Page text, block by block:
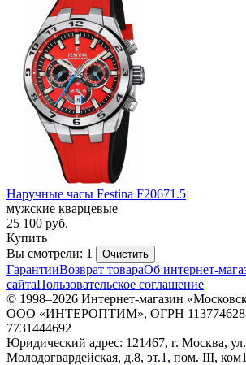
Наручные часы Festina F20671.5
мужские кварцевые
25 100 руб.
Купить
Вы смотрели: 1
Очистить
ГарантииВозврат товараОб интернет-
сайтаПользовательское соглашение
© 1998–2026 Интернет-магазин
ООО «ИНТЕРОПТИМ», ОГРН
7731444692
Юридический адрес: 121467, г. Москва, ул.
Молодогвардейская, д.8, эт.1, пом. III,